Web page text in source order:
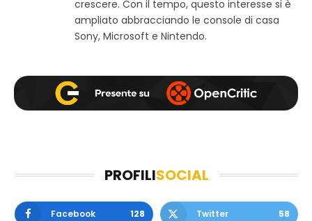
crescere. Con il tempo, questo interesse si è
ampliato abbracciando le console di casa
Sony, Microsoft e Nintendo.
PROFILISOCIAL
Facebook 128 Twitter 58